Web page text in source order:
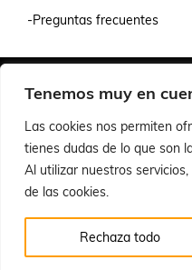
Tenemos muy en
Las cookies nos permiten
tienes dudas de lo que son
Al utilizar nuestros
de las cookies.
Rechaza todo
-Preguntas frecuentes
© 2026